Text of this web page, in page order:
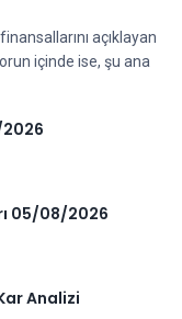
açıklayan
içinde ise, şu ana
2026
05/08/2026
Analizi